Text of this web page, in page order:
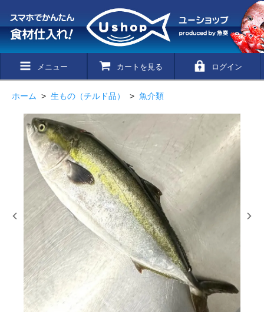
メニュー カートを見る ログイン
ホーム > 生もの（チルド品） > 魚介類